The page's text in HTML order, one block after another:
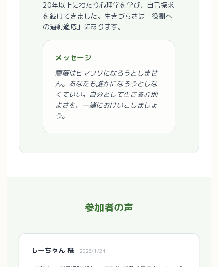
20年以上にわたり心理学を学び、自己探求
を続けてきました。生きづらさは「役割へ
の過剰適応」にあります。
メッセージ
薔薇はヒマワリになろうとしませ
ん。あなたも誰かになろうとしな
くていい。自分として生きる心地
よさを、一緒におけいこしましょ
う。
参加者の声
しーちゃん 様 2026/1/24